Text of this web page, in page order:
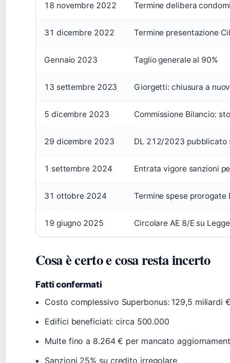
18 novembre 2022 Termine delibera
31 dicembre 2022 Termine presentazione
Gennaio 2023 Taglio generale al 90%
13 settembre 2023 Giorgetti: chiusura a
5 dicembre 2023 Commissione Bilancio:
29 dicembre 2023 DL 212/2023 pubblicato
1 settembre 2024 Entrata vigore sanzioni
31 ottobre 2024 Termine spese prorogate
19 giugno 2025 Circolare AE 8/E su
Cosa è certo e cosa resta incerto
Fatti confermati
Costo complessivo Superbonus: 129,5 miliardi
Edifici beneficiati: circa 500.000
Multe fino a 8.264 € per mancato
Sanzioni 25% su credito irregolare